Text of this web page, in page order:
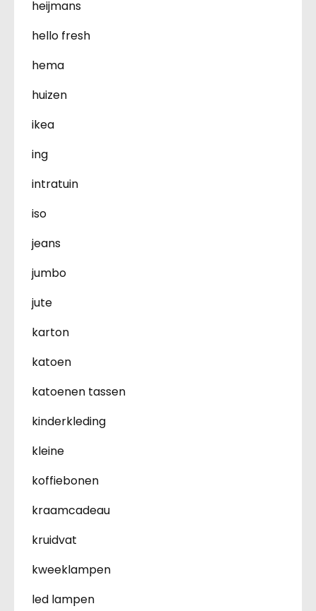
heijmans
hello fresh
hema
huizen
ikea
ing
intratuin
iso
jeans
jumbo
jute
karton
katoen
katoenen tassen
kinderkleding
kleine
koffiebonen
kraamcadeau
kruidvat
kweeklampen
led lampen